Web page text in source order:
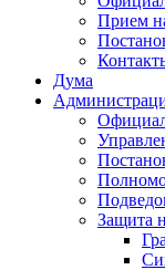
Прием
Дума
Защита